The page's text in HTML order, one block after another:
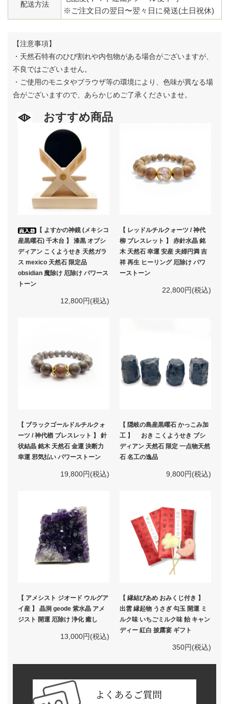
配送方法
※ご注文日の翌日〜翌々日に発送(土日祝休)
【注意事項】
・天然石特有のひび割れや内包物がある場合がございますが、
不良ではございません。
・ご使用のモニタやブラウザ等の環境により、色味が異なる場
合がございますので、あらかじめご了承くださいませ。
おすすめ商品
【 よすかの神鏡 (メキシコ
産黒曜石) 千木台 】 漆黒 オブシ
ディアン こくようせき 天然ガラ
ス mexico 天然石 限定品
obsidian 魔除け 厄除け パワース
トーン
12,800円(税込)
【 レッドルチルクォーツ / 神代
柳 ブレスレット 】 赤針水晶 銘
木 天然石 幸運 安産 夫婦円満 吉
祥 再生 ヒーリング 厄除け パワ
ーストーン
22,800円(税込)
【 ブラックゴールドルチルクォ
ーツ / 神代楢 ブレスレット 】 針
状結晶 銘木 天然石 金運 決断力
幸運 邪気払い パワーストーン
19,800円(税込)
【 隠岐の島産黒曜石 かっこみ加
工 】 おき こくようせき ブシ
ディアン 天然石 限定 一点物天然
石 名工の逸品
9,800円(税込)
【 アメシスト ジオード ウルグア
イ産 】 晶洞 geode 紫水晶 アメ
ジスト 開運 厄除け 浄化 癒し
13,000円(税込)
【 縁結びあめ おみくじ付き 】
出雲 縁起物 うさぎ 勾玉 開運 ミ
ルク味 いちごミルク味 飴 キャン
ディー 紅白 披露宴 ギフト
350円(税込)